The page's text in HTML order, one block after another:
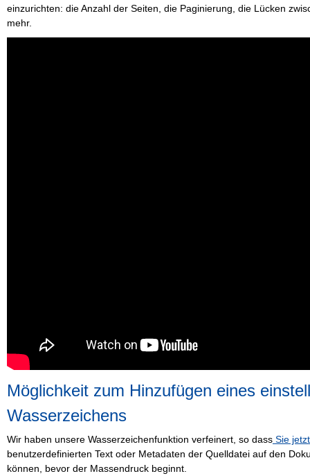
einzurichten: die Anzahl der Seiten, die Paginierung, die Lücken
mehr.
Möglichkeit zum Hinzufügen eines
Wasserzeichens
Wir haben unsere Wasserzeichenfunktion verfeinert, so dass Sie
benutzerdefinierten Text oder Metadaten der Quelldatei auf den
können, bevor der Massendruck beginnt.